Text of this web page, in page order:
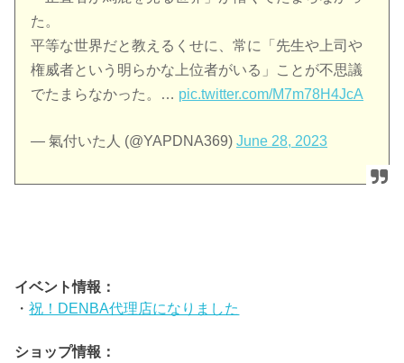
た。
平等な世界だと教えるくせに、常に「先生や上司や
権威者という明らかな上位者がいる」ことが不思議
でたまらなかった。… pic.twitter.com/M7m78H4JcA
— 氣付いた人 (@YAPDNA369)June 28, 2023
イベント情報：
・祝！DENBA代理店になりました
ショップ情報：